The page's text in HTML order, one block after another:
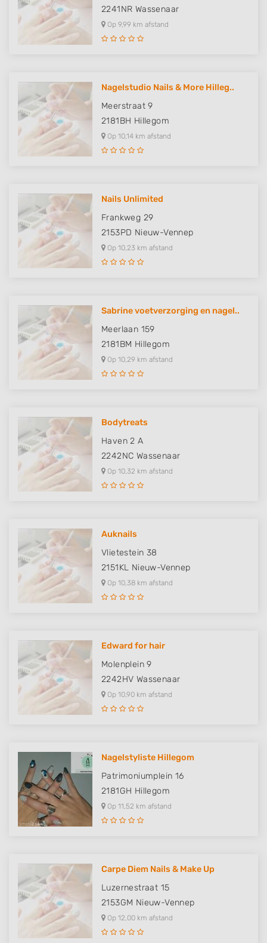
2241NR Wassenaar
Op 9,99 km afstand
Nagelstudio Nails & More Hilleg..
Meerstraat 9
2181BH Hillegom
Op 10,14 km afstand
Nails Unlimited
Frankweg 29
2153PD Nieuw-Vennep
Op 10,23 km afstand
Sabrine voetverzorging en nagel..
Meerlaan 159
2181BM Hillegom
Op 10,29 km afstand
Bodytreats
Haven 2 A
2242NC Wassenaar
Op 10,32 km afstand
Auknails
Vlietestein 38
2151KL Nieuw-Vennep
Op 10,38 km afstand
Edward for hair
Molenplein 9
2242HV Wassenaar
Op 10,90 km afstand
Nagelstyliste Hillegom
Patrimoniumplein 16
2181GH Hillegom
Op 11,52 km afstand
Carpe Diem Nails & Make Up
Luzernestraat 15
2153GM Nieuw-Vennep
Op 12,00 km afstand